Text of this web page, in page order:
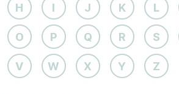
H I J K L
O P Q R S
V W X Y Z